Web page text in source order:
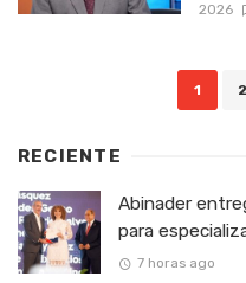
2026
1 2
RECIENTE
Abinader
para
7 horas ago